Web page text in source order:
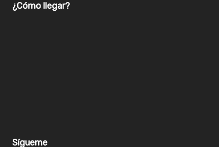
¿Cómo llegar?
Sígueme